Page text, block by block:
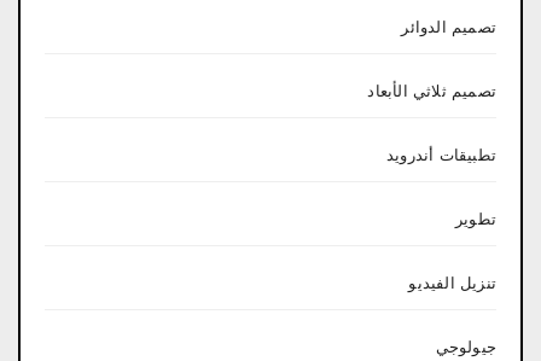
تصميم الدوائر
تصميم ثلاثي الأبعاد
تطبيقات أندرويد
تطوير
تنزيل الفيديو
جيولوجي